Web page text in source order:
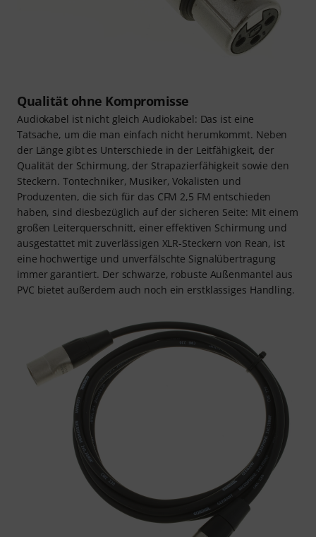
Qualität ohne Kompromisse
Audiokabel ist nicht gleich Audiokabel: Das ist eine
Tatsache, um die man einfach nicht herumkommt. Neben
der Länge gibt es Unterschiede in der Leitfähigkeit, der
Qualität der Schirmung, der Strapazierfähigkeit sowie den
Steckern. Tontechniker, Musiker, Vokalisten und
Produzenten, die sich für das CFM 2,5 FM entschieden
haben, sind diesbezüglich auf der sicheren Seite: Mit einem
großen Leiterquerschnitt, einer effektiven Schirmung und
ausgestattet mit zuverlässigen XLR-Steckern von Rean, ist
eine hochwertige und unverfälschte Signalübertragung
immer garantiert. Der schwarze, robuste Außenmantel aus
PVC bietet außerdem auch noch ein erstklassiges Handling.